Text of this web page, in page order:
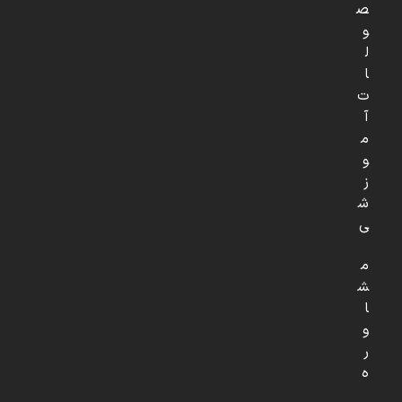
ص
و
ل
ا
ت
آ
م
و
ز
ش
ی
م
ش
ا
و
ر
ه